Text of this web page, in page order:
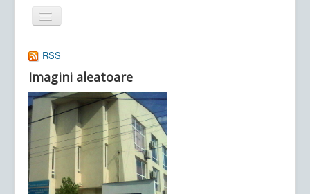
Comută
navigarea
Ultimele articole: Vi, 04.11.2022 -
Județean Mehedinți
RSS
Imagini aleatoare